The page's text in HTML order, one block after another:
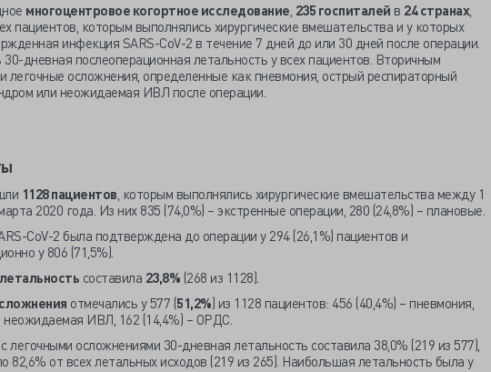
многоцентровое когортное исследование, 235 госпиталей в 24 странах,
пациентов, которым выполнялись хирургические вмешательства и у которых
инфекция SARS-CoV-2 в течение 7 дней до или 30 дней после операции.
30-дневная послеоперационная летальность у всех пациентов. Вторичным
легочные осложнения, определенные как пневмония, острый респираторный
или неожидаемая ИВЛ после операции.
1128 пациентов, которым выполнялись хирургические вмешательства между 1
2020 года. Из них 835 (74,0%) – экстренные операции, 280 (24,8%) – плановые.
CoV-2 была подтверждена до операции у 294 (26,1%) пациентов и
у 806 (71,5%).
составила 23,8% (268 из 1128).
отмечались у 577 (51,2%) из 1128 пациентов: 456 (40,4%) – пневмония,
неожидаемая ИВЛ, 162 (14,4%) – ОРДС.
легочными осложнениями 30-дневная летальность составила 38,0% (219 из 577),
82,6% от всех летальных исходов (219 из 265). Наибольшая летальность была у